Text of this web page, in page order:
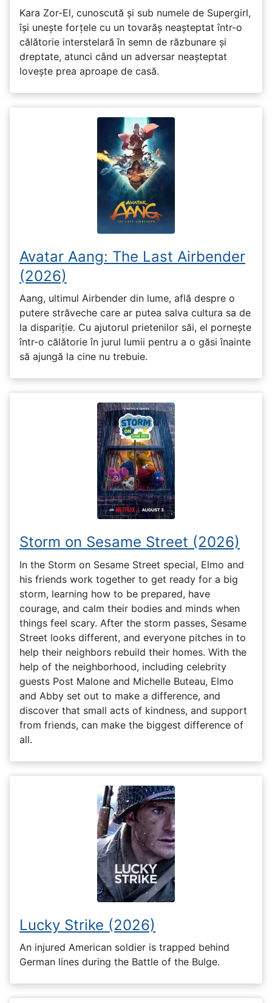
Kara Zor-El, cunoscută și sub numele de Supergirl,
își unește forțele cu un tovarăș neașteptat într-o
călătorie interstelară în semn de răzbunare și
dreptate, atunci când un adversar neașteptat
lovește prea aproape de casă.
Avatar Aang: The Last Airbender
(2026)
Aang, ultimul Airbender din lume, află despre o
putere străveche care ar putea salva cultura sa de
la dispariție. Cu ajutorul prietenilor săi, el pornește
într-o călătorie în jurul lumii pentru a o găsi înainte
să ajungă la cine nu trebuie.
Storm on Sesame Street (2026)
In the Storm on Sesame Street special, Elmo and
his friends work together to get ready for a big
storm, learning how to be prepared, have
courage, and calm their bodies and minds when
things feel scary. After the storm passes, Sesame
Street looks different, and everyone pitches in to
help their neighbors rebuild their homes. With the
help of the neighborhood, including celebrity
guests Post Malone and Michelle Buteau, Elmo
and Abby set out to make a difference, and
discover that small acts of kindness, and support
from friends, can make the biggest difference of
all.
Lucky Strike (2026)
An injured American soldier is trapped behind
German lines during the Battle of the Bulge.